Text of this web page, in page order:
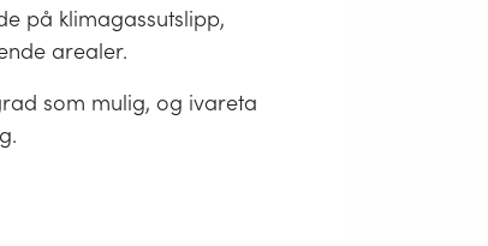
på klimagassutslipp,
arealer.
som mulig, og ivareta